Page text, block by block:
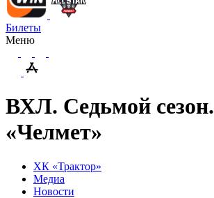
Билеты
Меню
ВХЛ. Седьмой сезон.
«Челмет»
ХК «Трактор»
Медиа
Новости